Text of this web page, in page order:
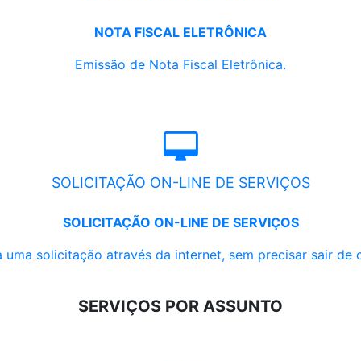
NOTA FISCAL ELETRÔNICA
Emissão de Nota Fiscal Eletrônica.
SOLICITAÇÃO ON-LINE DE SERVIÇOS
SOLICITAÇÃO ON-LINE DE SERVIÇOS
uma solicitação através da internet, sem precisar sair de
SERVIÇOS POR ASSUNTO